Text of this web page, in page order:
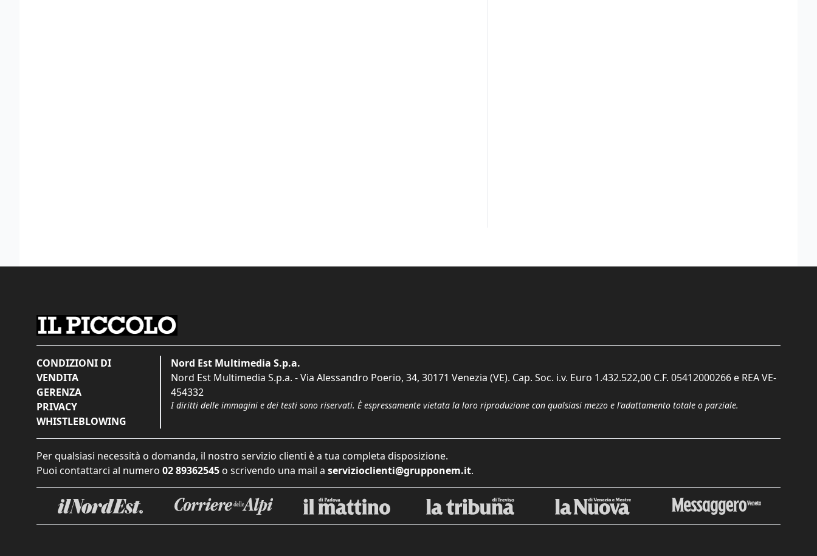
CONDIZIONI DI
VENDITA
GERENZA
PRIVACY
WHISTLEBLOWING
Nord Est Multimedia S.p.a.
Nord Est Multimedia S.p.a. - Via Alessandro Poerio, 34, 30171 Venezia (VE). Cap. Soc. i.v. Euro 1.432.522,00 C.F. 05412000266 e REA VE-
454332
I diritti delle immagini e dei testi sono riservati. È espressamente vietata la loro riproduzione con qualsiasi mezzo e l'adattamento totale o parziale.
Per qualsiasi necessità o domanda, il nostro servizio clienti è a tua completa disposizione.
Puoi contattarci al numero 02 89362545 o scrivendo una mail a servizioclienti@grupponem.it.